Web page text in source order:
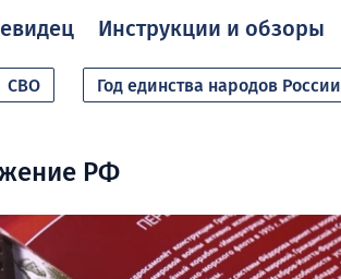
Инструкции и обзоры
СВО Год единства народов России
РФ